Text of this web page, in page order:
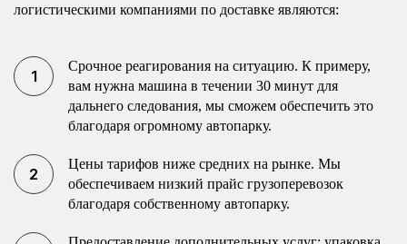
логистическими компаниями по доставке являются:
Срочное реагирования на ситуацию. К примеру,
вам нужна машина в течении 30 минут для
дальнего следования, мы сможем обеспечить это
благодаря огромному автопарку.
Цены тарифов ниже средних на рынке. Мы
обеспечиваем низкий прайс грузоперевозок
благодаря собственному автопарку.